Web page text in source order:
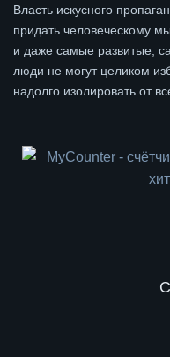
Власть искусного
придать человеческому
и даже самые развитые,
люди не могут целиком
надолго изолировать от